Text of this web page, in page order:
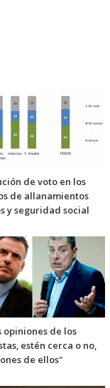
de voto en los
de allanamientos
y seguridad social
opiniones de los
estén cerca o no,
de ellos"